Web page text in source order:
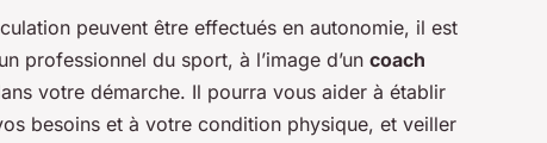
peuvent être effectués en autonomie, il est
professionnel du sport, à l’image d’un coach
votre démarche. Il pourra vous aider à établir
besoins et à votre condition physique, et veiller